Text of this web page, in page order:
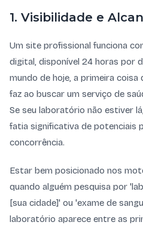
1. Visibilidade e
Um site profissional funciona
digital, disponível 24 horas por
mundo de hoje, a primeira coisa
faz ao buscar um serviço de
Se seu laboratório não estiver
fatia significativa de potenciais
concorrência.
Estar bem posicionado nos
quando alguém pesquisa por
[sua cidade]' ou 'exame de
laboratório aparece entre as